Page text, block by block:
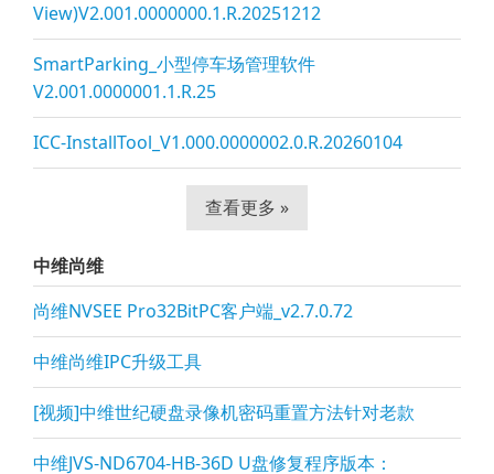
View)V2.001.0000000.1.R.20251212
SmartParking_小型停车场管理软件
V2.001.0000001.1.R.25
ICC-InstallTool_V1.000.0000002.0.R.20260104
查看更多 »
中维尚维
尚维NVSEE Pro32BitPC客户端_v2.7.0.72
中维尚维IPC升级工具
[视频]中维世纪硬盘录像机密码重置方法针对老款
中维JVS-ND6704-HB-36D U盘修复程序版本：